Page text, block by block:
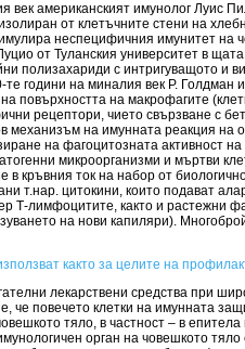
век американският имунолог Луис
от клетъчните стени на
неспецифичния имунитет на
от Туланския университет в
полизахариди с интригуващото и
години на миналия век Р. Голдман
повърхността на макрофагите
рецептори, чието свързване с
механизъм на имунната реакция на
на фагоцитозната активност
микроорганизми и мъртви
в кръвния ток на набор от
т.нар. цитокини, които подават
Т-лимфоцитите, както и растежни
на нови капиляри).
както за целите на
лекарствени средства при
че повечето клетки на имунната
тяло, в частност – в епитела
орган на човешкото